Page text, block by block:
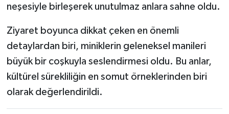
neşesiyle birleşerek unutulmaz anlara sahne oldu.
Ziyaret boyunca dikkat çeken en önemli
detaylardan biri, miniklerin geleneksel manileri
büyük bir coşkuyla seslendirmesi oldu. Bu anlar,
kültürel sürekliliğin en somut örneklerinden biri
olarak değerlendirildi.